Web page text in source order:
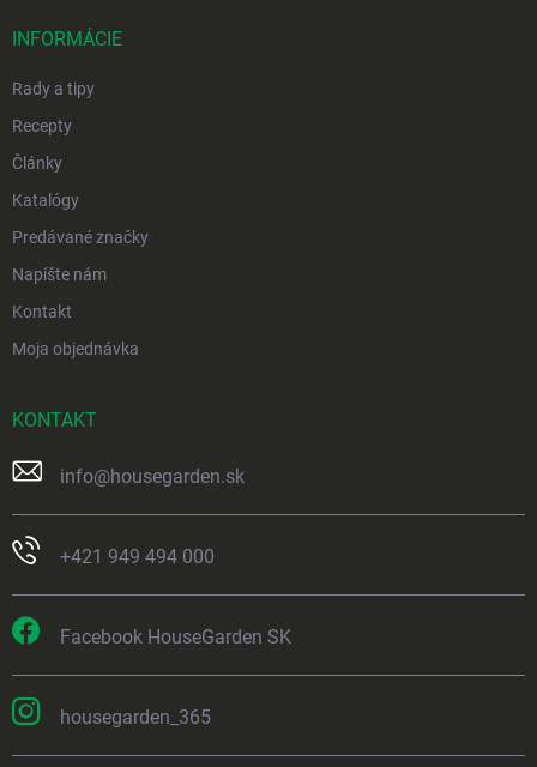
INFORMÁCIE
Rady a tipy
Recepty
Články
Katalógy
Predávané značky
Napíšte nám
Kontakt
Moja objednávka
KONTAKT
info@housegarden.sk
+421 949 494 000
Facebook HouseGarden SK
housegarden_365